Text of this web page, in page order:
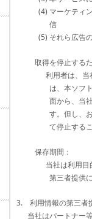
(4) マーケティ
信
(5) それら広告
取得を停止する
利用者は、当
は、本ソフ
面から、当
す。但し、
て停止する
保存期間：
当社は利用目
第三者提供
3. 利用情報の第三者
当社はパートナー